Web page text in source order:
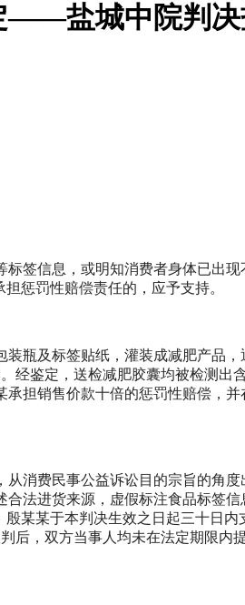
——盐城中院判
签信息，或明知消费者身体已出现
惩罚性赔偿责任的，应予支持。
瓶及标签贴纸，灌装成减肥产品，
经鉴定，送检减肥胶囊均被检测出
担销售价款十倍的惩罚性赔偿，
消费民事公益诉讼目的宗旨的角度
法进货来源，虚假标注食品标签
某某于本判决生效之日起三十日
，双方当事人均未在法定期限内